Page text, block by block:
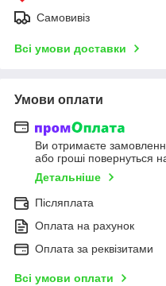
Самовивіз
Всі умови доставки
Умови оплати
Ви отримаєте
або гроші повернуться
Детальніше
Післяплата
Оплата на рахунок
Оплата за реквізитами
Всі умови оплати